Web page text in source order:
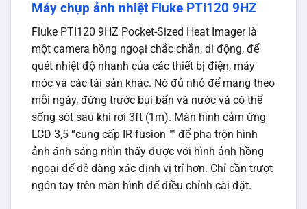
Máy chụp ảnh nhiệt Fluke PTi120 9HZ
Fluke PTI120 9HZ Pocket-Sized Heat Imager là
một camera hồng ngoại chắc chắn, di động, để
quét nhiệt độ nhanh của các thiết bị điện, máy
móc và các tài sản khác. Nó đủ nhỏ để mang theo
mỗi ngày, đứng trước bụi bẩn và nước và có thể
sống sót sau khi rơi 3ft (1m). Màn hình cảm ứng
LCD 3,5 “cung cấp IR-fusion ™ để pha trộn hình
ảnh ánh sáng nhìn thấy được với hình ảnh hồng
ngoại để dễ dàng xác định vị trí hơn. Chỉ cần trượt
ngón tay trên màn hình để điều chỉnh cài đặt.